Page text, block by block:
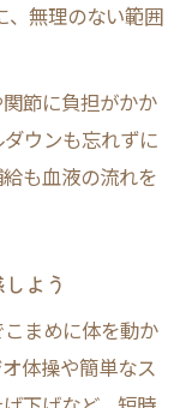
、無理のない範囲
節に負担がかか
ウンも忘れずに
も血液の流れを
よう
まめに体を動か
体操や簡単なス